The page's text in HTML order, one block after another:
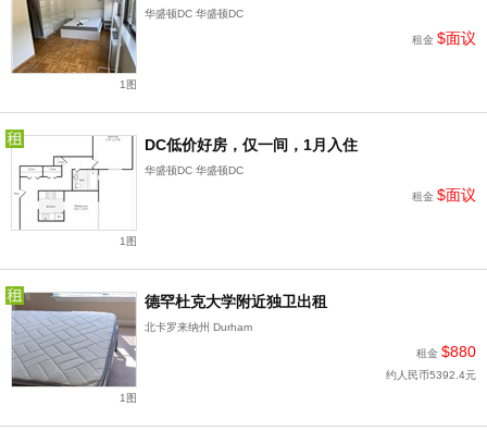
1图
华盛顿DC 华盛顿DC
租金 $面议
1图
DC低价好房，仅一间，1月入住
华盛顿DC 华盛顿DC
租金 $面议
1图
德罕杜克大学附近独卫出租
北卡罗来纳州 Durham
租金 $880
约人民币5392.4元